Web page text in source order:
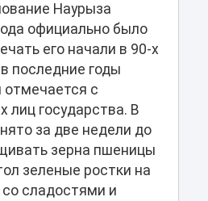
Наурыза
официально было
его начали в 90-х
последние годы
отмечается с
лиц государства. В
за две недели до
зерна пшеницы
зеленые ростки на
сладостями и